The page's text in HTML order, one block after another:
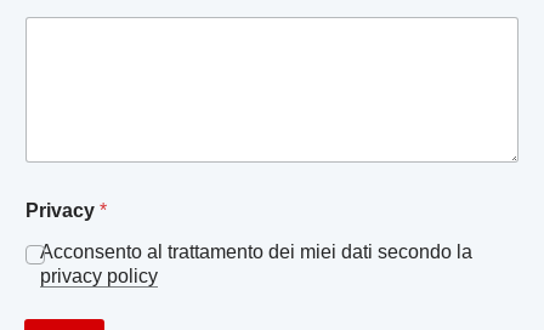
Privacy *
Acconsento al trattamento dei miei dati secondo la
privacy policy